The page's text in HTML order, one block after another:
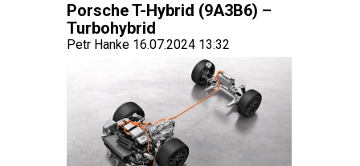
Porsche T-Hybrid (9A3B6) –
Turbohybrid
Petr Hanke 16.07.2024 13:32